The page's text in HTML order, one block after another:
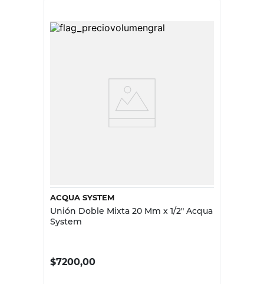
ACQUA SYSTEM
Unión Doble Mixta 20 Mm x 1/2" Acqua
System
$7200,00